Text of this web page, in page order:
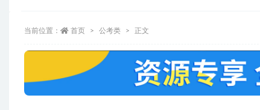
当前位置： 首页 公考类 正文